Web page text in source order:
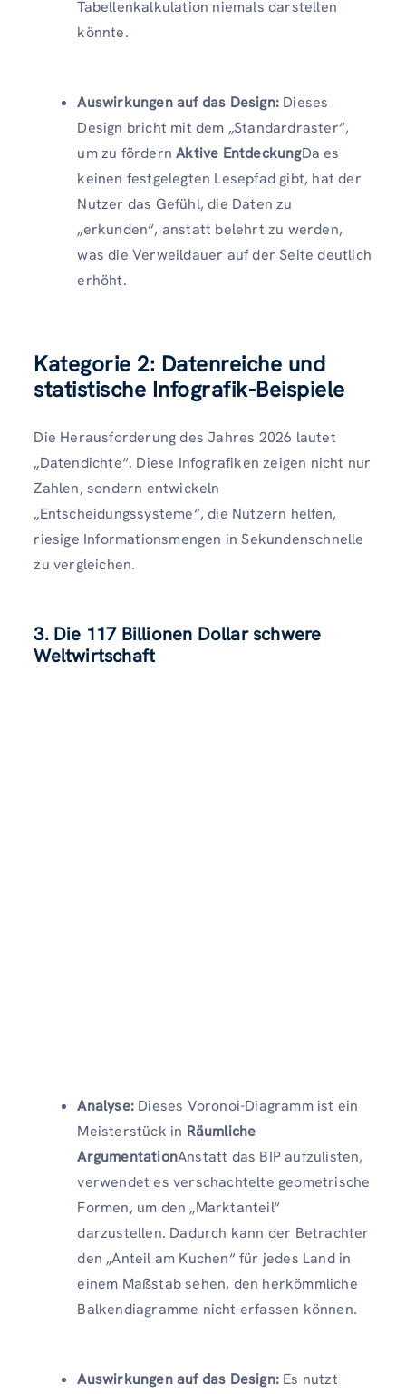
Tabellenkalkulation niemals darstellen
könnte.
Auswirkungen auf das Design: Dieses
Design bricht mit dem „Standardraster“,
um zu fördernAktive EntdeckungDa es
keinen festgelegten Lesepfad gibt, hat der
Nutzer das Gefühl, die Daten zu
„erkunden“, anstatt belehrt zu werden,
was die Verweildauer auf der Seite deutlich
erhöht.
Kategorie 2: Datenreiche und
statistische Infografik-Beispiele
Die Herausforderung des Jahres 2026 lautet
„Datendichte“. Diese Infografiken zeigen nicht nur
Zahlen, sondern entwickeln
„Entscheidungssysteme“, die Nutzern helfen,
riesige Informationsmengen in Sekundenschnelle
zu vergleichen.
3. Die 117 Billionen Dollar schwere
Weltwirtschaft
Analyse: Dieses Voronoi-Diagramm ist ein
Meisterstück in Räumliche
ArgumentationAnstatt das BIP aufzulisten,
verwendet es verschachtelte geometrische
Formen, um den „Marktanteil“
darzustellen. Dadurch kann der Betrachter
den „Anteil am Kuchen“ für jedes Land in
einem Maßstab sehen, den herkömmliche
Balkendiagramme nicht erfassen können.
Auswirkungen auf das Design: Es nutzt